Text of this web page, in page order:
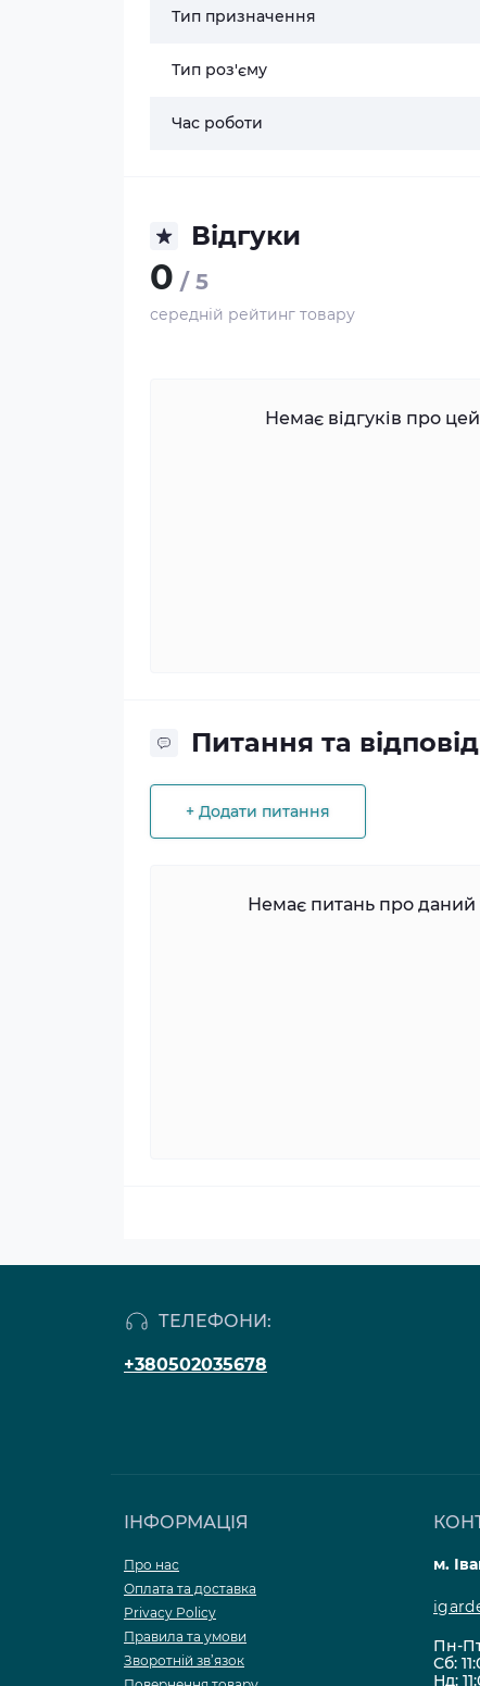
Тип призначення
Тип роз'єму
Час роботи
Відгуки
0 / 5
середній рейтинг товару
Немає відгуків про
Питання та
+ Додати питання
Немає питань про даний
ТЕЛЕФОНИ:
+380502035678
ІНФОРМАЦІЯ
Про нас
Оплата та доставка
Privacy Policy
Правила та умови
Зворотній зв’язок
м.
Пн-
Сб:
Нд: